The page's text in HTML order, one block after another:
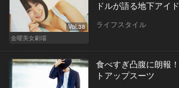
Vol.38
金曜美女劇場
ドルが語る地下アイ
ライフスタイル
食べすぎ凸腹に朗報
トアップスーツ